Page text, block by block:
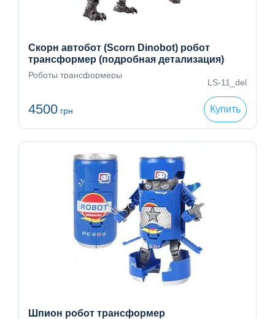
Скорн автобот (Scorn Dinobot) робот
трансформер (подробная детализация)
Роботы трансформеры
LS-11_del
4500 грн Купить
Шпион робот трансформер